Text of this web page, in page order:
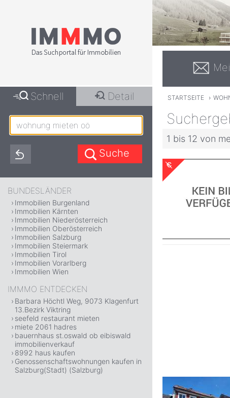
STARTSEITE ›
1 bis 12 von
Schnell Detail
BUNDESLÄNDER
Immobilien Burgenland
Immobilien Kärnten
Immobilien Niederösterreich
Immobilien Oberösterreich
Immobilien Salzburg
Immobilien Steiermark
Immobilien Tirol
Immobilien Vorarlberg
Immobilien Wien
IMMMO ENTDECKEN
Barbara Höchtl Weg, 9073 Klagenfurt
13.Bezirk Viktring
seefeld restaurant mieten
miete 2061 hadres
bauernhaus st.oswald ob eibiswald
immobilienverkauf
8992 haus kaufen
Genossenschaftswohnungen kaufen in
Salzburg(Stadt) (Salzburg)